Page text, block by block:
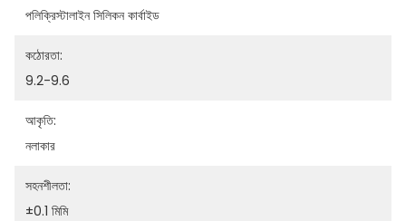
পলিক্রিস্টালাইন সিলিকন কার্বাইড
কঠোরতা:
9.2-9.6
আকৃতি:
নলাকার
সহনশীলতা:
±0.1 মিমি